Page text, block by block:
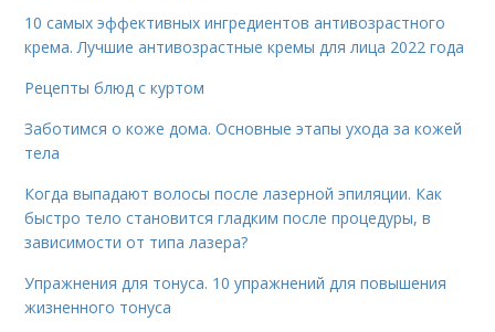
10 самых эффективных ингредиентов антивозрастного
крема. Лучшие антивозрастные кремы для лица 2022 года
Рецепты блюд с куртом
Заботимся о коже дома. Основные этапы ухода за кожей
тела
Когда выпадают волосы после лазерной эпиляции. Как
быстро тело становится гладким после процедуры, в
зависимости от типа лазера?
Упражнения для тонуса. 10 упражнений для повышения
жизненного тонуса